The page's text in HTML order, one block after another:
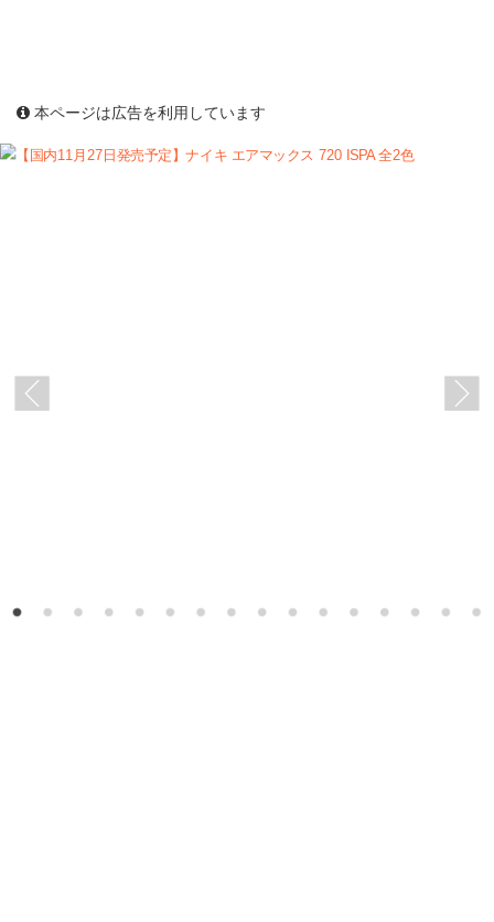
本ページは広告を利用しています